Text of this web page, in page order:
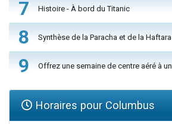
7 Histoire - À bord du Titanic
8 Synthèse de la Paracha et de la
9 Offrez une semaine de centre aéré à
Horaires pour Columbus